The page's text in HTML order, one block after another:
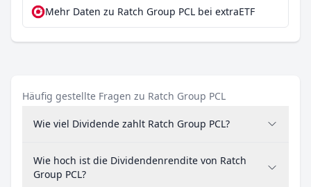
Mehr Daten zu Ratch Group PCL bei extraETF
Häufig gestellte Fragen zu Ratch Group PCL
Wie viel Dividende zahlt Ratch Group PCL?
Wie hoch ist die Dividendenrendite von Ratch
Group PCL?